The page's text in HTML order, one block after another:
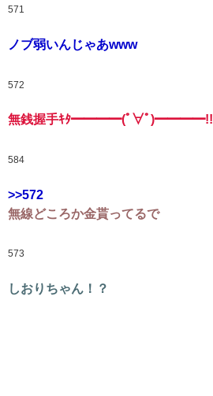
571
ノブ弱いんじゃあwww
572
無銭握手ｷﾀ━━━━(ﾟ∀ﾟ)━━━━!!
584
>>572
無線どころか金貰ってるで
573
しおりちゃん！？